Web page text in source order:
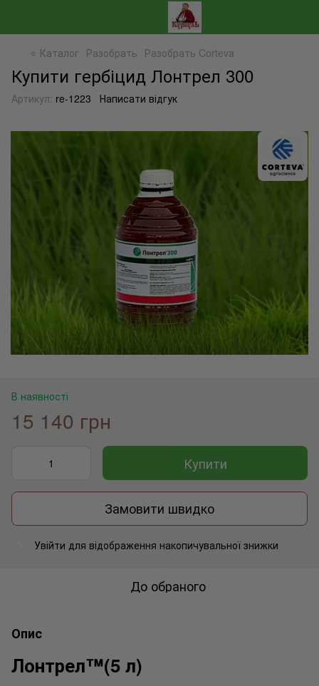
⭐ Каталог Разобрать Разобрать Corteva
Купити гербіцид Лонтрел 300
Артикул: re-1223 Написати відгук
В наявності
15 140 грн
Купити
Замовити швидко
Увійти для відображення накопичувальної знижки
До обраного
Опис
Лонтрел™(5 л)